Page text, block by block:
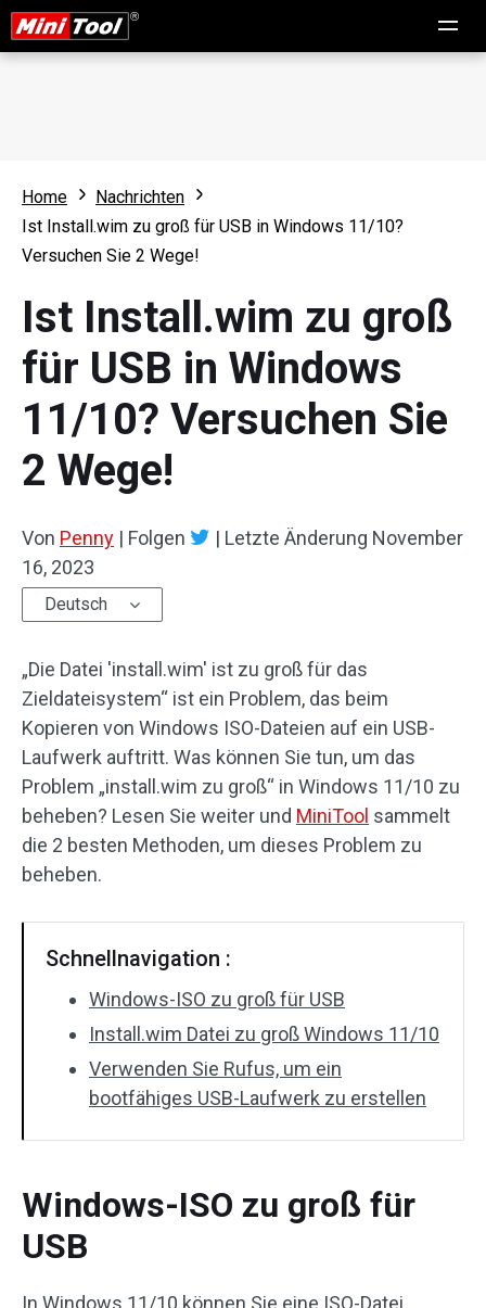
Home
Nachrichten
Ist Install.wim zu groß für USB in Windows 11/10?
Versuchen Sie 2 Wege!
Ist Install.wim zu groß
für USB in Windows
11/10? Versuchen Sie
2 Wege!
Von Penny | Folgen | Letzte Änderung November
16, 2023
Deutsch
„Die Datei 'install.wim' ist zu groß für das
Zieldateisystem“ ist ein Problem, das beim
Kopieren von Windows ISO-Dateien auf ein USB-
Laufwerk auftritt. Was können Sie tun, um das
Problem „install.wim zu groß“ in Windows 11/10 zu
beheben? Lesen Sie weiter und MiniTool sammelt
die 2 besten Methoden, um dieses Problem zu
beheben.
Schnellnavigation :
Windows-ISO zu groß für USB
Install.wim Datei zu groß Windows 11/10
Verwenden Sie Rufus, um ein
bootfähiges USB-Laufwerk zu erstellen
Windows-ISO zu groß für
USB
In Windows 11/10 können Sie eine ISO-Datei